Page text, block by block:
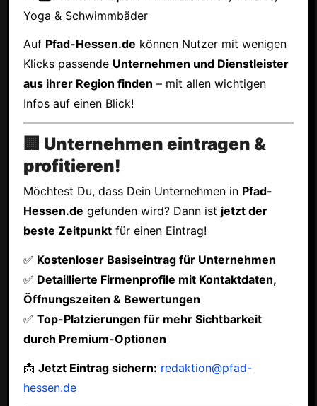
Yoga & Schwimmbäder
Auf Pfad-Hessen.de können Nutzer mit wenigen
Klicks passende Unternehmen und Dienstleister
aus ihrer Region finden – mit allen wichtigen
Infos auf einen Blick!
🏢 Unternehmen eintragen &
profitieren!
Möchtest Du, dass Dein Unternehmen in Pfad-
Hessen.de gefunden wird? Dann ist jetzt der
beste Zeitpunktfür einen Eintrag!
✅ Kostenloser Basiseintrag für Unternehmen
✅ Detaillierte Firmenprofile mit Kontaktdaten,
Öffnungszeiten & Bewertungen
✅ Top-Platzierungen für mehr Sichtbarkeit
durch Premium-Optionen
📩 Jetzt Eintrag sichern: redaktion@pfad-
hessen.de